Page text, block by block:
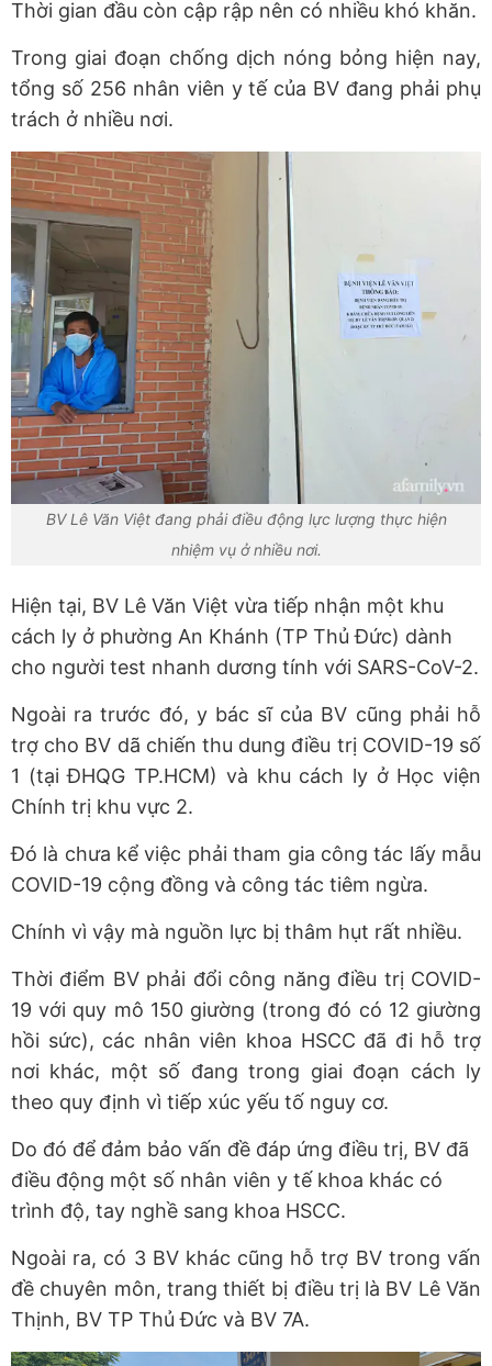
Thời gian đầu còn cập rập nên có nhiều khó khăn.
Trong giai đoạn chống dịch nóng bỏng hiện nay,
tổng số 256 nhân viên y tế của BV đang phải phụ
trách ở nhiều nơi.
BV Lê Văn Việt đang phải điều động lực lượng thực hiện
nhiệm vụ ở nhiều nơi.
Hiện tại, BV Lê Văn Việt vừa tiếp nhận một khu
cách ly ở phường An Khánh (TP Thủ Đức) dành
cho người test nhanh dương tính với SARS-CoV-2.
Ngoài ra trước đó, y bác sĩ của BV cũng phải hỗ
trợ cho BV dã chiến thu dung điều trị COVID-19 số
1 (tại ĐHQG TP.HCM) và khu cách ly ở Học viện
Chính trị khu vực 2.
Đó là chưa kể việc phải tham gia công tác lấy mẫu
COVID-19 cộng đồng và công tác tiêm ngừa.
Chính vì vậy mà nguồn lực bị thâm hụt rất nhiều.
Thời điểm BV phải đổi công năng điều trị COVID-
19 với quy mô 150 giường (trong đó có 12 giường
hồi sức), các nhân viên khoa HSCC đã đi hỗ trợ
nơi khác, một số đang trong giai đoạn cách ly
theo quy định vì tiếp xúc yếu tố nguy cơ.
Do đó để đảm bảo vấn đề đáp ứng điều trị, BV đã
điều động một số nhân viên y tế khoa khác có
trình độ, tay nghề sang khoa HSCC.
Ngoài ra, có 3 BV khác cũng hỗ trợ BV trong vấn
đề chuyên môn, trang thiết bị điều trị là BV Lê Văn
Thịnh, BV TP Thủ Đức và BV 7A.